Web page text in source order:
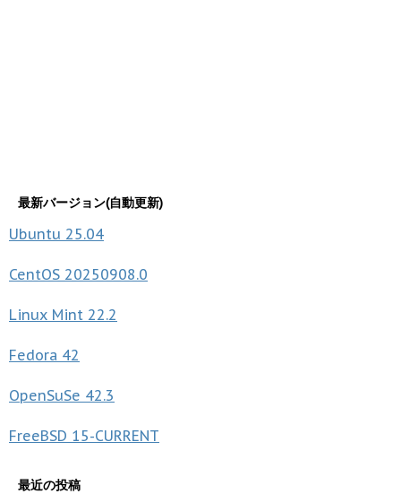
最新バージョン(自動更新)
Ubuntu 25.04
CentOS 20250908.0
Linux Mint 22.2
Fedora 42
OpenSuSe 42.3
FreeBSD 15-CURRENT
最近の投稿